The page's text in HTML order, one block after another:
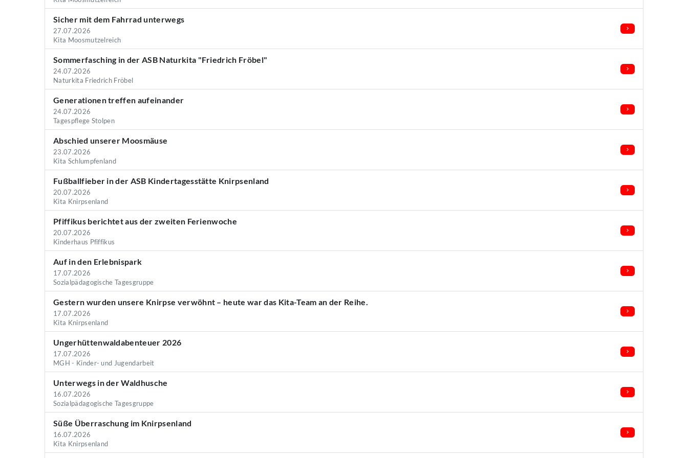
Sicher mit dem Fahrrad unterwegs
27.07.2026
Kita Moosmutzelreich
Sommerfasching in der ASB Naturkita "Friedrich Fröbel"
24.07.2026
Naturkita Friedrich Fröbel
Generationen treffen aufeinander
24.07.2026
Tagespflege Stolpen
Abschied unserer Moosmäuse
23.07.2026
Kita Schlumpfenland
Fußballfieber in der ASB Kindertagesstätte Knirpsenland
20.07.2026
Kita Knirpsenland
Pfiffikus berichtet aus der zweiten Ferienwoche
20.07.2026
Kinderhaus Pfiffikus
Auf in den Erlebnispark
17.07.2026
Sozialpädagogische Tagesgruppe
Gestern wurden unsere Knirpse verwöhnt – heute war das Kita-Team an der Reihe.
17.07.2026
Kita Knirpsenland
Ungerhüttenwaldabenteuer 2026
17.07.2026
MGH - Kinder- und Jugendarbeit
Unterwegs in der Waldhusche
16.07.2026
Sozialpädagogische Tagesgruppe
Süße Überraschung im Knirpsenland
16.07.2026
Kita Knirpsenland